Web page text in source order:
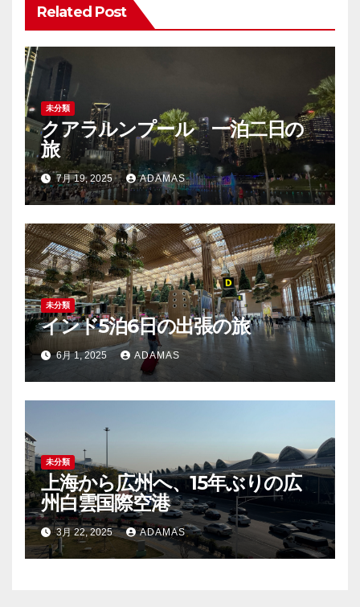
ン
Related Post
未分類
クアラルンプール 一泊二日の
旅
7月 19, 2025 ADAMAS
未分類
インド5泊6日の出張の旅
6月 1, 2025 ADAMAS
未分類
上海から広州へ、15年ぶりの広
州白雲国際空港
3月 22, 2025 ADAMAS